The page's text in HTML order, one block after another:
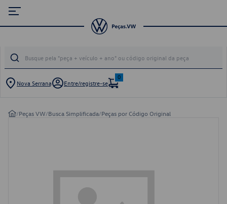
Nova Serrana Entre/registre-se
0
/Peças VW/Busca Simplificada/Peças por Código Original